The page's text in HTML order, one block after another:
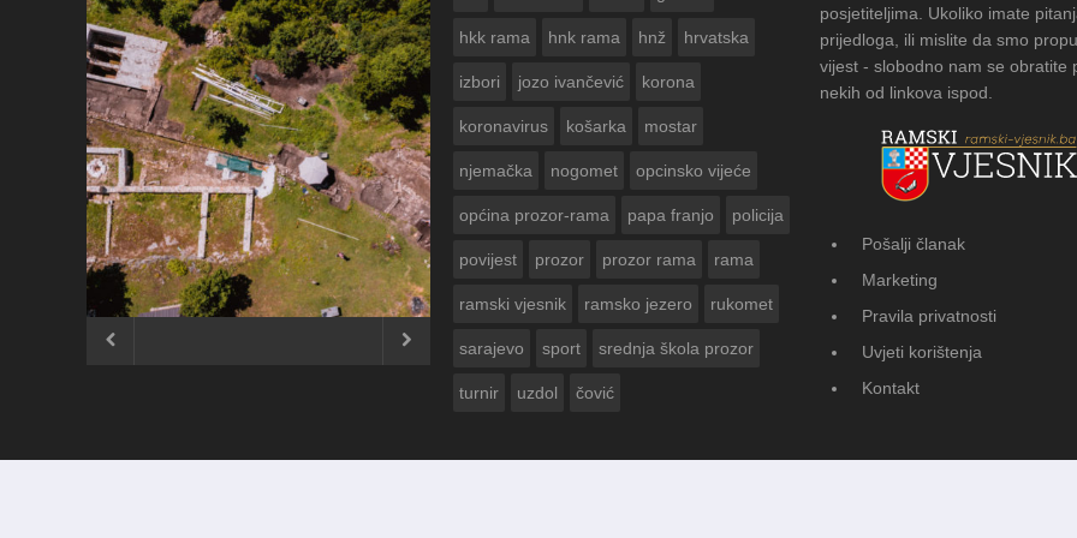
ČESTITKA RAMSKOG VJESNIKA ZA
USKRS 2023. GODINE
FOTOGALERIJA: Čuvanje običaja u Donjoj
 
hkk rama hnk rama hnž hrvatska
izbori jozo ivančević korona
koronavirus košarka mostar
njemačka nogomet opcinsko vijeće
općina prozor-rama papa franjo policija
povijest prozor prozor rama rama
ramski vjesnik ramsko jezero rukomet
sarajevo sport srednja škola prozor
turnir uzdol čović
posjetiteljima. Ukoliko imate
prijedloga, ili mislite da smo
vijest - slobodno nam se obratite
nekih od linkova ispod.
Pošalji članak
Marketing
Pravila privatnosti
Uvjeti korištenja
Kontakt